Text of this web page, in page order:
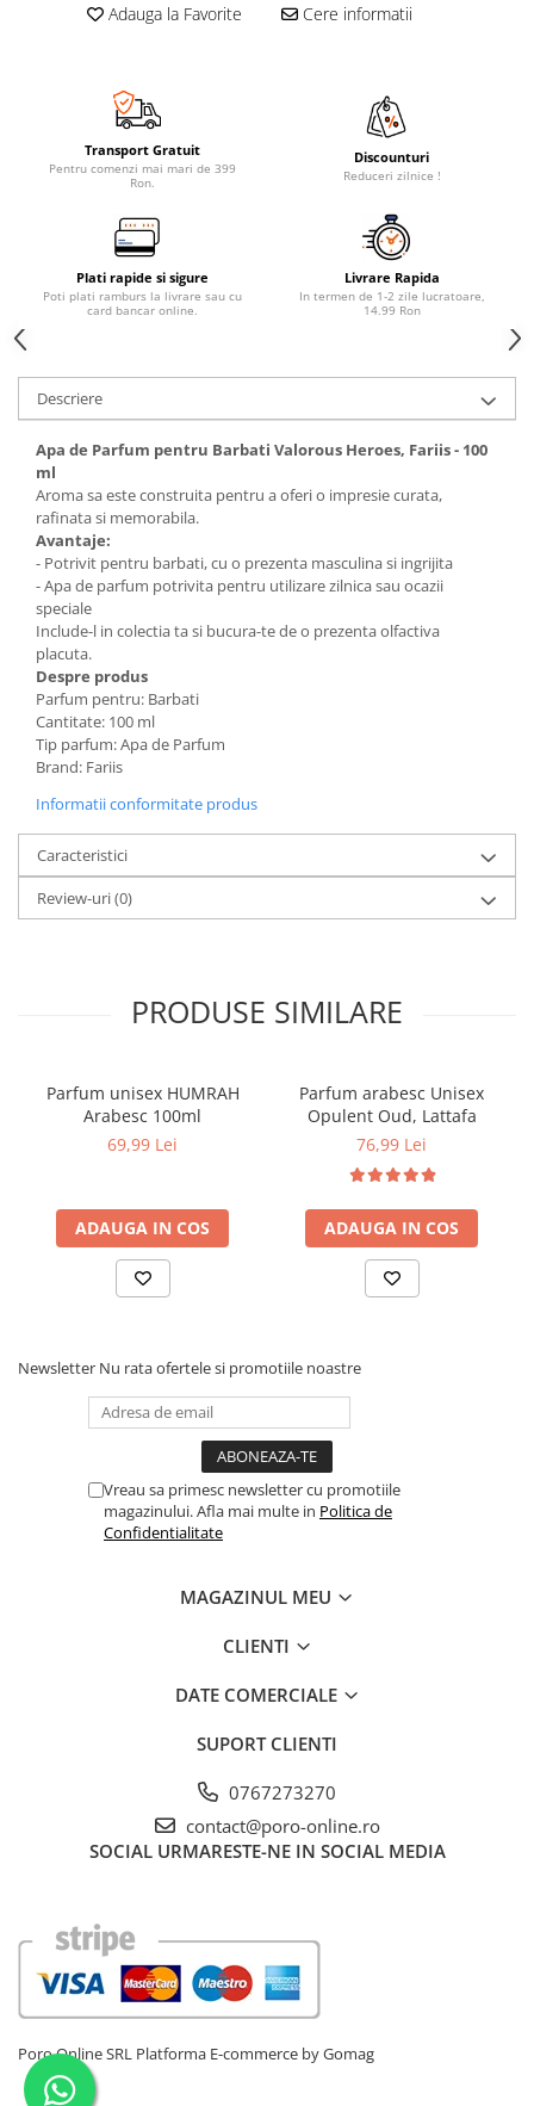
Adauga la Favorite Cere informatii
Transport Gratuit
Pentru comenzi mai mari de 399
Ron.
Discounturi
Reduceri zilnice !
Plati rapide si sigure
Poti plati ramburs la livrare sau cu
card bancar online.
Livrare Rapida
In termen de 1-2 zile lucratoare,
14.99 Ron
Descriere
Apa de Parfum pentru Barbati Valorous Heroes, Fariis - 100
ml
Aroma sa este construita pentru a oferi o impresie curata,
rafinata si memorabila.
Avantaje:
- Potrivit pentru barbati, cu o prezenta masculina si ingrijita
- Apa de parfum potrivita pentru utilizare zilnica sau ocazii
speciale
Include-l in colectia ta si bucura-te de o prezenta olfactiva
placuta.
Despre produs
Parfum pentru: Barbati
Cantitate: 100 ml
Tip parfum: Apa de Parfum
Brand: Fariis
Informatii conformitate produs
Caracteristici
Review-uri(0)
PRODUSE SIMILARE
Parfum unisex HUMRAH
Arabesc 100ml
69,99 Lei
ADAUGA IN COS
Parfum arabesc Unisex
Opulent Oud, Lattafa
76,99 Lei
ADAUGA IN COS
Newsletter Nu rata ofertele si promotiile noastre
Vreau sa primesc newsletter cu promotiile
magazinului. Afla mai multe in Politica de
Confidentialitate
MAGAZINUL MEU
CLIENTI
DATE COMERCIALE
SUPORT CLIENTI
0767273270
contact@poro-online.ro
SOCIAL URMARESTE-NE IN SOCIAL MEDIA
Poro Online SRL Platforma E-commerce by Gomag